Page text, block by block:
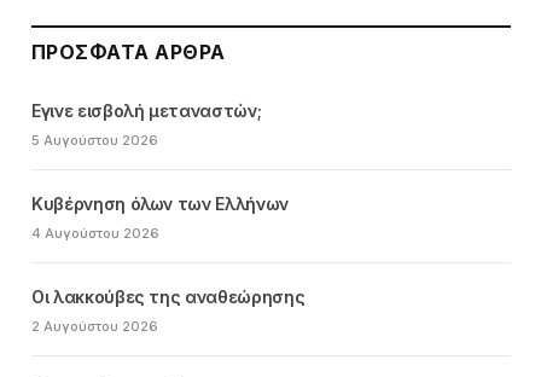
ΠΡΌΣΦΑΤΑ ΆΡΘΡΑ
Εγινε εισβολή μεταναστών;
5 Αυγούστου 2026
Κυβέρνηση όλων των Ελλήνων
4 Αυγούστου 2026
Οι λακκούβες της αναθεώρησης
2 Αυγούστου 2026